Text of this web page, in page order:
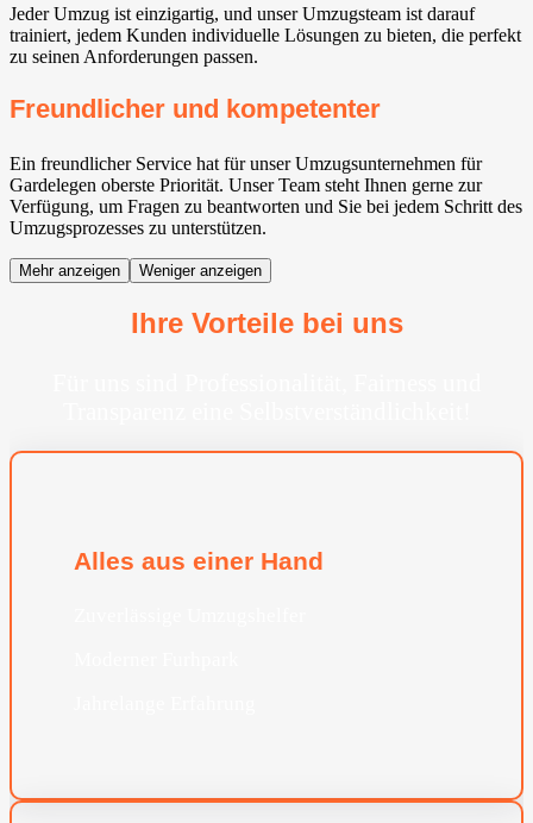
Jeder Umzug ist einzigartig, und unser Umzugsteam ist darauf
trainiert, jedem Kunden individuelle Lösungen zu bieten, die perfekt
zu seinen Anforderungen passen.
Freundlicher und kompetenter
Ein freundlicher Service hat für unser Umzugsunternehmen für
Gardelegen oberste Priorität. Unser Team steht Ihnen gerne zur
Verfügung, um Fragen zu beantworten und Sie bei jedem Schritt des
Umzugsprozesses zu unterstützen.
Mehr anzeigen Weniger anzeigen
Ihre Vorteile bei uns
Alles aus einer Hand